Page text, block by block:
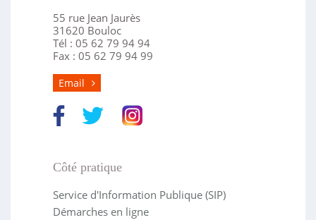
55 rue Jean Jaurès
31620 Bouloc
Tél : 05 62 79 94 94
Fax : 05 62 79 94 99
Email
Côté pratique
Service d'Information Publique (SIP)
Démarches en ligne